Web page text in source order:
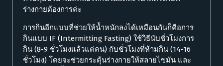
ร่างกายต้องการค่ะ
การกินอีกแบบที่ช่วยให้น้ำหนักลงได้เหมือนกันก็คือการ
กินแบบ IF (Intermitting Fasting) ใช้วิธีนับชั่วโมงการ
กิน (8-9 ชั่วโมงแล้วแต่คน) กับชั่วโมงที่ห้ามกิน (14-16
ชั่วโมง) โดยจะช่วยกระตุ้นร่างกายให้สลายไขมัน และ